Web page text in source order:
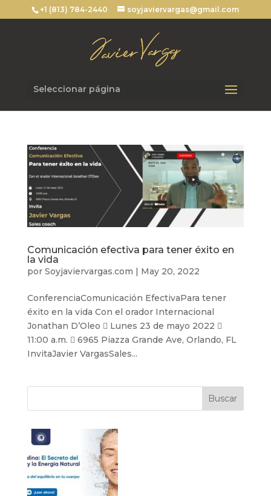
+1 (813) 784-2440 soyjaviervargas@gmail.com
Seleccionar página
Comunicación efectiva para tener éxito en
la vida
por Soyjaviervargas.com | May 20, 2022
ConferenciaComunicación EfectivaPara tener
éxito en la vida Con el orador Internacional
Jonathan D’Oleo  Lunes 23 de mayo 2022 
11:00 a.m.  6965 Piazza Grande Ave, Orlando, FL
InvitaJavier VargasSales...
Buscar